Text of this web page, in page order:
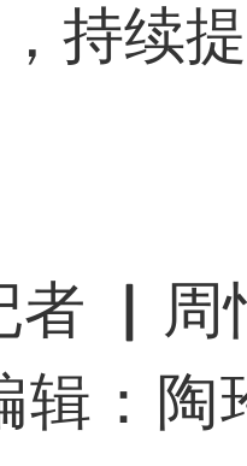
持续
▏周怡
：陶